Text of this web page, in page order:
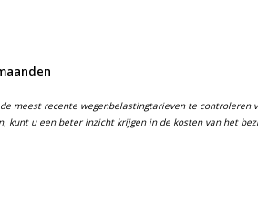
meest recente wegenbelastingtarieven te
kunt u een beter inzicht krijgen in de kosten van het